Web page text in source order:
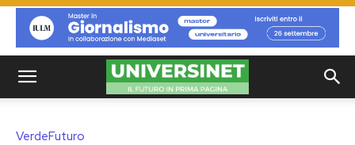
VerdeFuturo